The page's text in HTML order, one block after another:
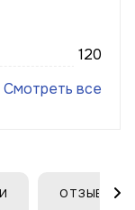
120
Смотреть все
ОТЗЫВЫ